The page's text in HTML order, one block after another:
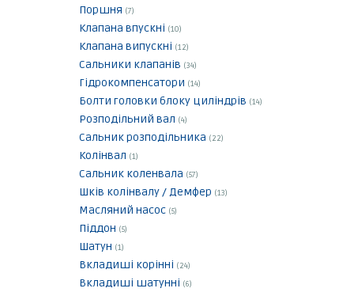
Поршня (7)
Клапана впускні (10)
Клапана випускні (12)
Сальники клапанів (34)
Гідрокомпенсатори (14)
Болти головки блоку циліндрів (14)
Розподільний вал (4)
Сальник розподільника (22)
Колінвал (1)
Сальник коленвала (57)
Шків колінвалу / Демфер (13)
Масляний насос (5)
Піддон (5)
Шатун (1)
Вкладиші корінні (24)
Вкладиші шатунні (6)